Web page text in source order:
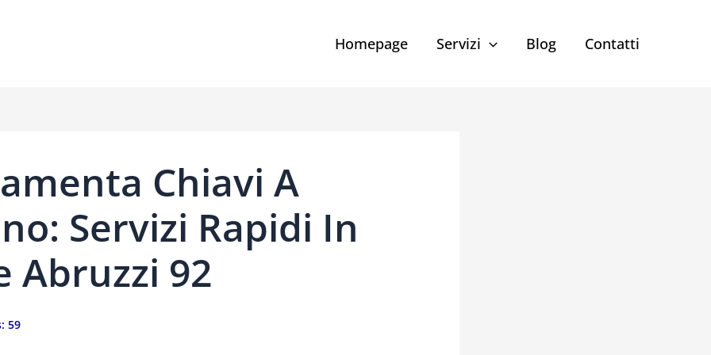
Homepage Servizi Blog Contatti
Chiavi A
Servizi Rapidi In
Abruzzi 92
59